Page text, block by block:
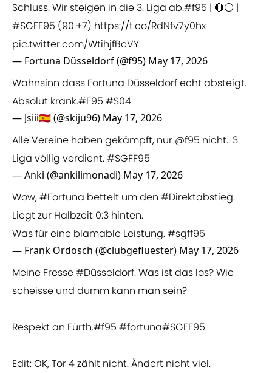
Schluss. Wir steigen in die 3. Liga ab.#f95 | 🔴⚪️ |
#SGFF95 (90.+7) https://t.co/RdNfv7y0hx
pic.twitter.com/WtihjfBcVY
— Fortuna Düsseldorf (@f95) May 17, 2026
Wahnsinn dass Fortuna Düsseldorf echt absteigt.
Absolut krank.#F95 #S04
— Jsiii🇪🇸 (@skiju96) May 17, 2026
Alle Vereine haben gekämpft, nur @f95 nicht.. 3.
Liga völlig verdient.#SGFF95
— Anki (@ankilimonadi) May 17, 2026
Wow,#Fortuna bettelt um den #Direktabstieg.
Liegt zur Halbzeit 0:3 hinten.
Was für eine blamable Leistung.#sgff95
— Frank Ordosch (@clubgefluester) May 17, 2026
Meine Fresse#Düsseldorf. Was ist das los? Wie
scheisse und dumm kann man sein?
Respekt an Fürth.#f95 #fortuna#SGFF95
Edit: OK, Tor 4 zählt nicht. Ändert nicht viel.